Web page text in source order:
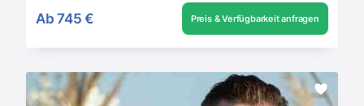
Ab 745 € Preis & Verfügbarkeit anfragen